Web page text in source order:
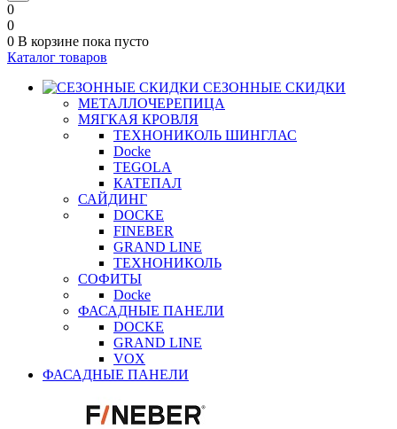
0
0
0 В корзине пока пусто
Каталог товаров
СЕЗОННЫЕ СКИДКИ
МЕТАЛЛОЧЕРЕПИЦА
МЯГКАЯ КРОВЛЯ
ТЕХНОНИКОЛЬ ШИНГЛАС
Docke
TEGOLA
КАТЕПАЛ
САЙДИНГ
DOCKE
FINEBER
GRAND LINE
ТЕХНОНИКОЛЬ
СОФИТЫ
Docke
ФАСАДНЫЕ ПАНЕЛИ
DOCKE
GRAND LINE
VOX
ФАСАДНЫЕ ПАНЕЛИ